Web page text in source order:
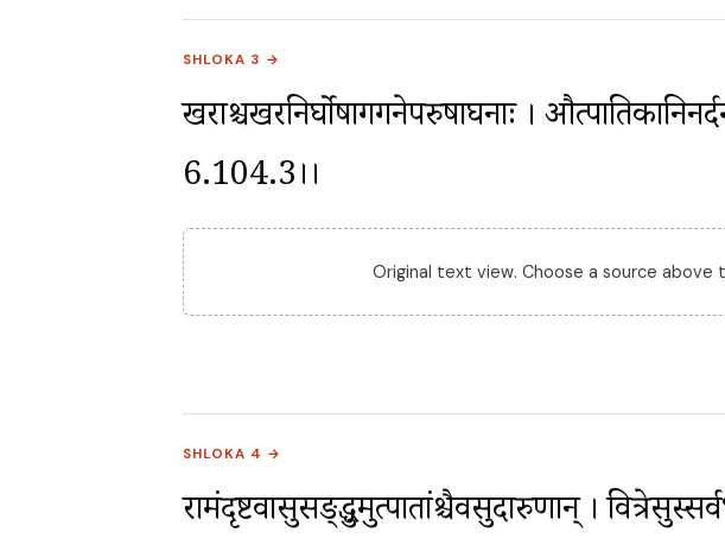
SHLOKA 3 →
खराश्चखरनिर्घोषागगनेपरुषाघनाः ।
6.104.3।।
Original text view. Choose a source above
SHLOKA 4 →
रामंदृष्टवासुसङ्क्रुद्धमुत्पातांश्चैवसुदारुणान् ।